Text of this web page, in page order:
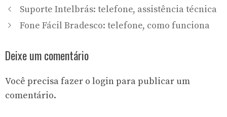
Suporte Intelbrás: telefone, assistência técnica
Fone Fácil Bradesco: telefone, como funciona
Deixe um comentário
Você precisa fazer o loginpara publicar um
comentário.